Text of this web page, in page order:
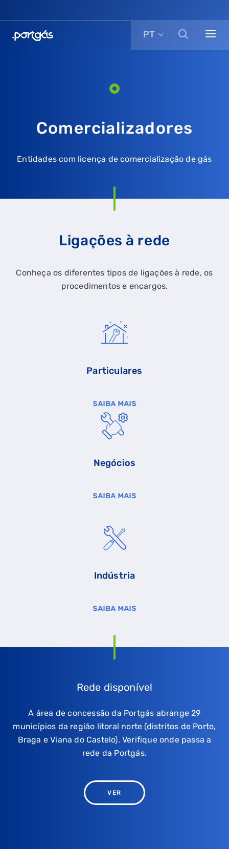
PT
Comercializadores
Entidades com licença de comercialização de gás
Ligações à rede
Conheça os diferentes tipos de ligações à rede, os
procedimentos e encargos.
Particulares
SAIBA MAIS
Negócios
SAIBA MAIS
Indústria
SAIBA MAIS
Rede disponível
A área de concessão da Portgás abrange 29
municípios da região litoral norte (distritos de Porto,
Braga e Viana do Castelo). Verifique onde passa a
rede da Portgás.
VER